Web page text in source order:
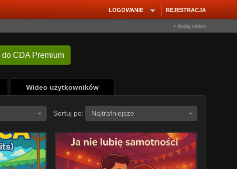
REJESTRACJA
LOGOWANIE
+ dodaj wideo
do CDA Premium
Wideo użytkowników
Sortuj po: Najtrafniejsze